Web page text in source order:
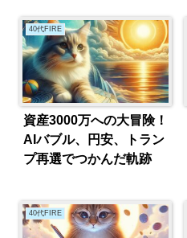
40代FIRE
資産3000万への大冒険！
AIバブル、円安、トラン
プ再選でつかんだ軌跡
40代FIRE